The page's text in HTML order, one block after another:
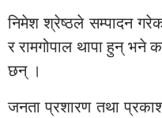
निमेश श्रेष्ठले सम्पादन
र रामगोपाल थापा हुन् भने
छन् ।
जनता प्रशारण तथा